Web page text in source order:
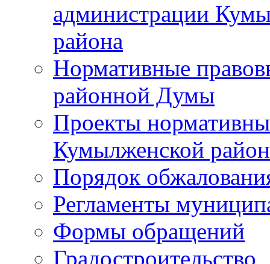
администрации
района
Нормативные
районной Думы
Проекты
Кумылженской
Порядок
Регламенты
Формы обращений
Градостроительство